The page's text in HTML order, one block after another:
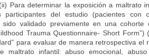
Para determinar la exposición a maltrato
participantes del estudio (pacientes con
validado previamente en una cohorte
Trauma Questionnaire- Short Form”)
para evaluar de manera retrospectiva el
maltrato infantil: abuso emocional,